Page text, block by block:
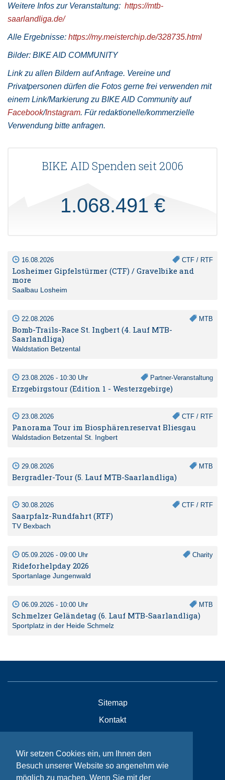
Wir setzen Cookies ein, um Ihnen den
Besuch unserer Website so angenehm wie
möglich zu machen. Wenn Sie mit der
Weitere Infos zur Veranstaltung: https://mtb-
saarlandliga.de/
Alle Ergebnisse: https://my.meisterchip.de/328735.html
Bilder: BIKE AID COMMUNITY
Link zu allen Bildern auf Anfrage. Vereine und
Privatpersonen dürfen die Fotos gerne frei verwenden mit
einem Link/Markierung zu BIKE AID Community auf
Facebook/Instagram. Für redaktionelle/kommerzielle
Verwendung bitte anfragen.
BIKE AID Spenden seit 2006
1.068.491 €
16.08.2026 CTF / RTF
Losheimer Gipfelstürmer (CTF) / Gravelbike and
more
Saalbau Losheim
22.08.2026 MTB
Bomb-Trails-Race St. Ingbert (4. Lauf MTB-
Saarlandliga)
Waldstation Betzental
23.08.2026 - 10:30 Uhr Partner-Veranstaltung
Erzgebirgstour (Edition 1 - Westerzgebirge)
23.08.2026 CTF / RTF
Panorama Tour im Biosphärenreservat Bliesgau
Waldstadion Betzental St. Ingbert
29.08.2026 MTB
Bergradler-Tour (5. Lauf MTB-Saarlandliga)
30.08.2026 CTF / RTF
Saarpfalz-Rundfahrt (RTF)
TV Bexbach
05.09.2026 - 09:00 Uhr Charity
Rideforhelpday 2026
Sportanlage Jungenwald
06.09.2026 - 10:00 Uhr MTB
Schmelzer Geländetag (6. Lauf MTB-Saarlandliga)
Sportplatz in der Heide Schmelz
Sitemap
Kontakt
Datenschutzhinweise